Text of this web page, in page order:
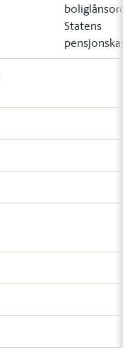
Statens
pensjonskasse